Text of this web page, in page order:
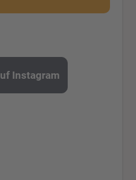
Instagram